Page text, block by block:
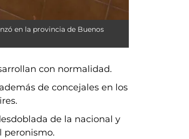
en la provincia de Buenos
con normalidad.
de concejales en los
de la nacional y
peronismo.